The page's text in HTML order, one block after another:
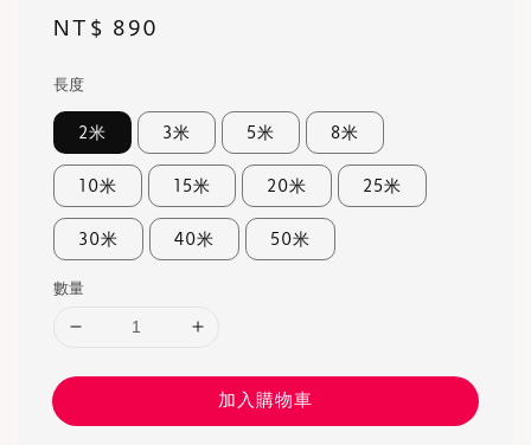
Regular
NT$ 890
長度
2米 3米 5米 8米
10米 15米 20米 25米
30米 40米 50米
數量
加入購物車